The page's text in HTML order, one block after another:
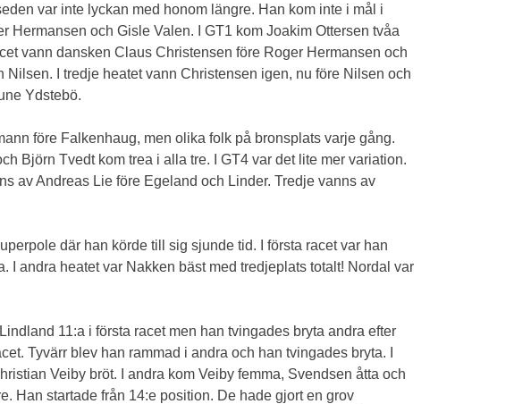
var inte lyckan med honom längre. Han kom inte i mål i
Hermansen och Gisle Valen. I GT1 kom Joakim Ottersen tvåa
vann dansken Claus Christensen före Roger Hermansen och
I tredje heatet vann Christensen igen, nu före Nilsen och
Ydstebö.
före Falkenhaug, men olika folk på bronsplats varje gång.
Björn Tvedt kom trea i alla tre. I GT4 var det lite mer variation.
av Andreas Lie före Egeland och Linder. Tredje vanns av
där han körde till sig sjunde tid. I första racet var han
I andra heatet var Nakken bäst med tredjeplats totalt! Nordal var
11:a i första racet men han tvingades bryta andra efter
Tyvärr blev han rammad i andra och han tvingades bryta. I
Veiby bröt. I andra kom Veiby femma, Svendsen åtta och
Han startade från 14:e position. De hade gjort en grov